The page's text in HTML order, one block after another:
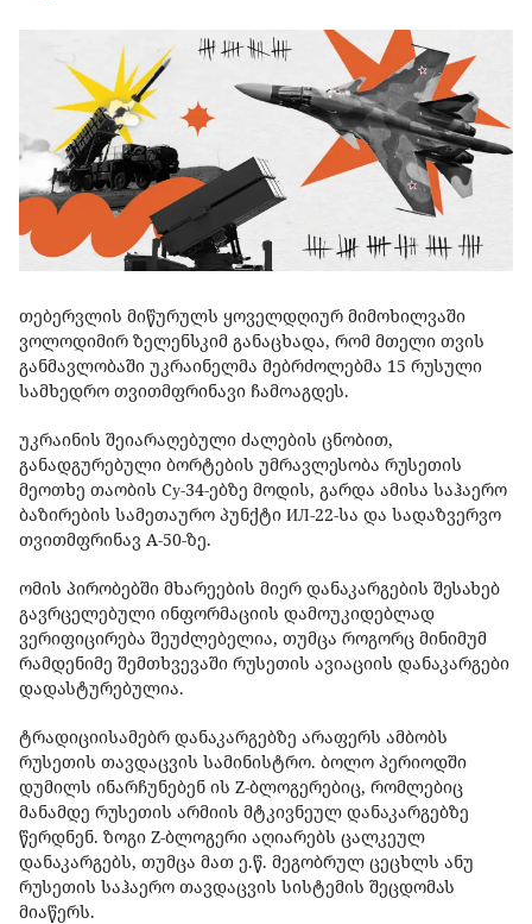
თებერვლის მიწურულს ყოველდღიურ მიმოხილვაში
ვოლოდიმირ ზელენსკიმ განაცხადა, რომ მთელი თვის
განმავლობაში უკრაინელმა მებრძოლებმა 15 რუსული
სამხედრო თვითმფრინავი ჩამოაგდეს.
უკრაინის შეიარაღებული ძალების ცნობით,
განადგურებული ბორტების უმრავლესობა რუსეთის
მეოთხე თაობის Cу-34-ებზე მოდის, გარდა ამისა საჰაერო
ბაზირების სამეთაურო პუნქტი ИЛ-22-სა და სადაზვერვო
თვითმფრინავ A-50-ზე.
ომის პირობებში მხარეების მიერ დანაკარგების შესახებ
გავრცელებული ინფორმაციის დამოუკიდებლად
ვერიფიცირება შეუძლებელია, თუმცა როგორც მინიმუმ
რამდენიმე შემთხვევაში რუსეთის ავიაციის დანაკარგები
დადასტურებულია.
ტრადიციისამებრ დანაკარგებზე არაფერს ამბობს
რუსეთის თავდაცვის სამინისტრო. ბოლო პერიოდში
დუმილს ინარჩუნებენ ის Z-ბლოგერებიც, რომლებიც
მანამდე რუსეთის არმიის მტკივნეულ დანაკარგებზე
წერდნენ. ზოგი Z-ბლოგერი აღიარებს ცალკეულ
დანაკარგებს, თუმცა მათ ე.წ. მეგობრულ ცეცხლს ანუ
რუსეთის საჰაერო თავდაცვის სისტემის შეცდომას
მიაწერს.